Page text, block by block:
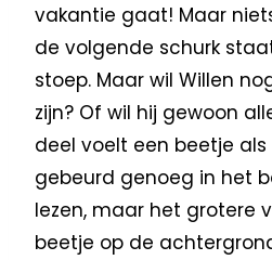
vakantie gaat! Maar
de volgende schurk
stoep. Maar wil Willen
zijn? Of wil hij gewoon
deel voelt een beetje als
gebeurd genoeg in het
lezen, maar het grotere
beetje op de